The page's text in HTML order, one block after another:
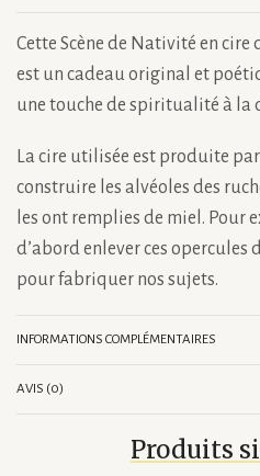
Cette Scène de Nativité en cire
est un cadeau original et
une touche de spiritualité à la
La cire utilisée est produite
construire les alvéoles des
les ont remplies de miel. Pour
d’abord enlever ces opercules
pour fabriquer nos sujets.
INFORMATIONS COMPLÉMENTAIRES
AVIS (0)
Produits